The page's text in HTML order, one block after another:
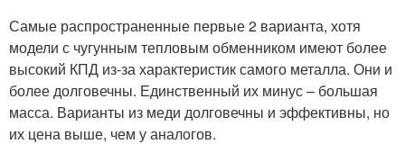
Самые распространенные первые 2 варианта, хотя
модели с чугунным тепловым обменником имеют более
высокий КПД из-за характеристик самого металла. Они и
более долговечны. Единственный их минус – большая
масса. Варианты из меди долговечны и эффективны, но
их цена выше, чем у аналогов.